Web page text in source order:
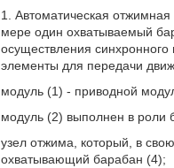
1. Автоматическая
мере один охватываемый
осуществления
элементы для передачи
модуль (1) - приводной
модуль (2) выполнен в роли
узел отжима, который, в
охватывающий барабан (4);